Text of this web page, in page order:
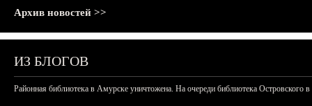
Архив новостей >>
ИЗ БЛОГОВ
Районная библиотека в Амурске уничтожена. На очереди библиотека Островского